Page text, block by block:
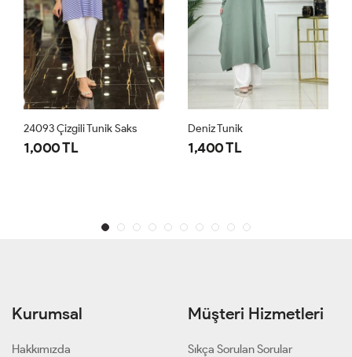
24093 Çizgili Tunik Saks
1,000 TL
Deniz Tunik
1,400 TL
Kurumsal
Hakkımızda
Müşteri Hizmetleri
Sıkça Sorulan Sorular